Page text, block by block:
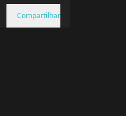
Compartilhar